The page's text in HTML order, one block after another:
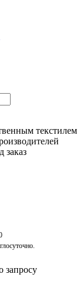
текстилем
заказ
запросу